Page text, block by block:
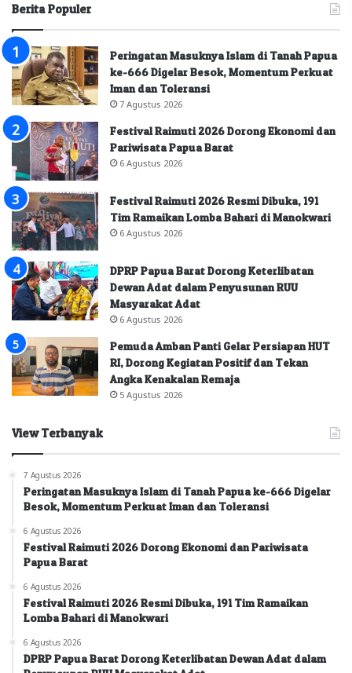
Berita Populer
Peringatan Masuknya Islam di Tanah Papua
ke-666 Digelar Besok, Momentum Perkuat
Iman dan Toleransi
7 Agustus 2026
Festival Raimuti 2026 Dorong Ekonomi dan
Pariwisata Papua Barat
6 Agustus 2026
Festival Raimuti 2026 Resmi Dibuka, 191
Tim Ramaikan Lomba Bahari di Manokwari
6 Agustus 2026
DPRP Papua Barat Dorong Keterlibatan
Dewan Adat dalam Penyusunan RUU
Masyarakat Adat
6 Agustus 2026
Pemuda Amban Panti Gelar Persiapan HUT
RI, Dorong Kegiatan Positif dan Tekan
Angka Kenakalan Remaja
5 Agustus 2026
View Terbanyak
7 Agustus 2026
Peringatan Masuknya Islam di Tanah Papua ke-666 Digelar
Besok, Momentum Perkuat Iman dan Toleransi
6 Agustus 2026
Festival Raimuti 2026 Dorong Ekonomi dan Pariwisata
Papua Barat
6 Agustus 2026
Festival Raimuti 2026 Resmi Dibuka, 191 Tim Ramaikan
Lomba Bahari di Manokwari
6 Agustus 2026
DPRP Papua Barat Dorong Keterlibatan Dewan Adat dalam